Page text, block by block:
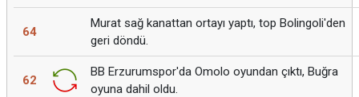
64
Murat sağ kanattan ortayı yaptı, top Bolingoli'den
geri döndü.
62
BB Erzurumspor'da Omolo oyundan çıktı, Buğra
oyuna dahil oldu.